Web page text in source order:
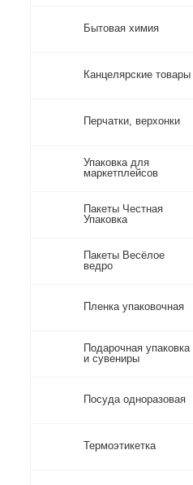
Бытовая химия
Канцелярские товары
Перчатки, верхонки
Упаковка для
маркетплейсов
Пакеты Честная
Упаковка
Пакеты Весёлое
ведро
Пленка упаковочная
Подарочная упаковка
и сувениры
Посуда одноразовая
Термоэтикетка